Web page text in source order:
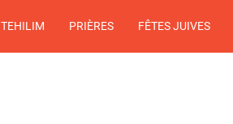
TEHILIM PRIÈRES FÊTES JUIVES